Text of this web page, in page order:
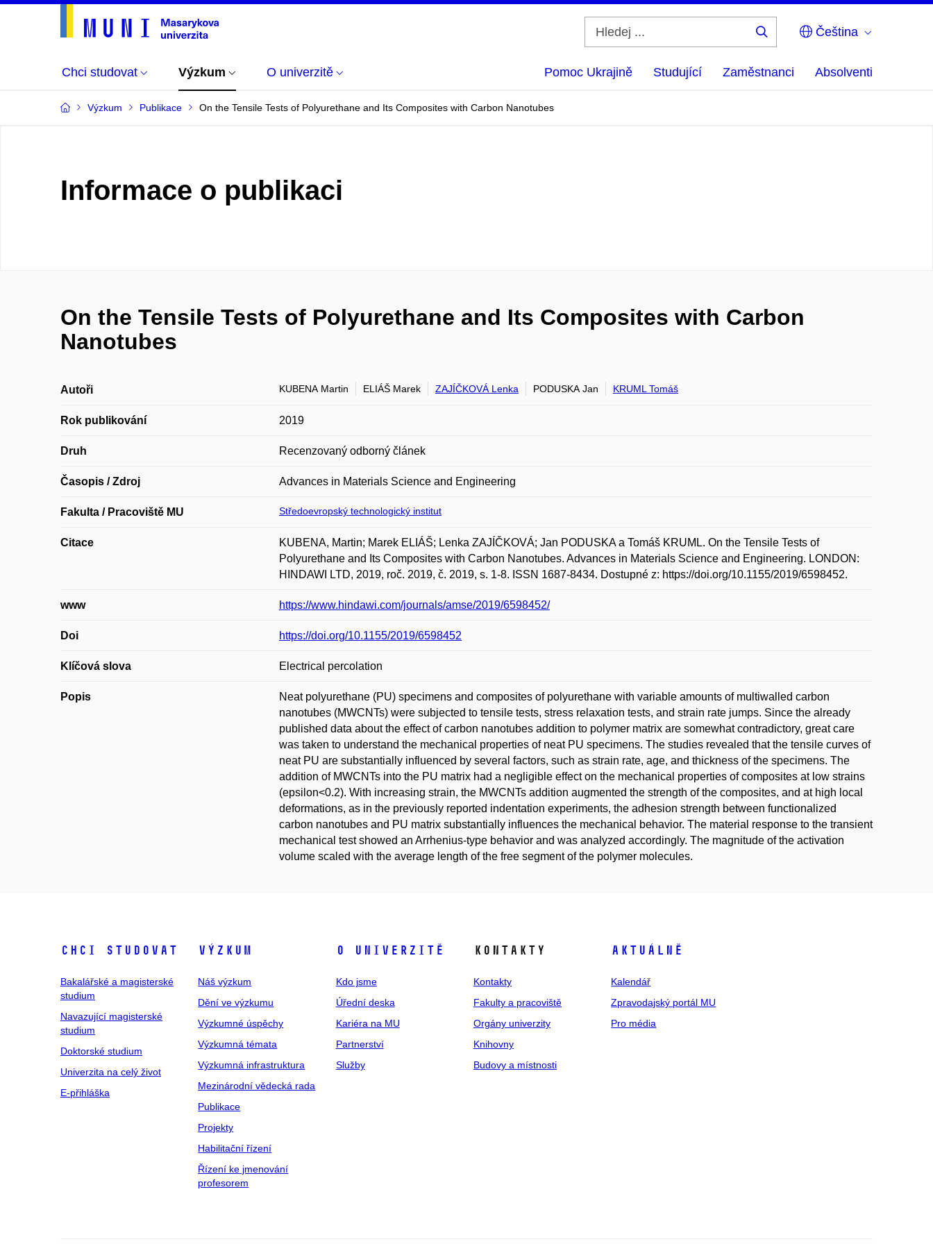
Čeština
Chci studovat Výzkum O univerzitě Pomoc Ukrajině Studující Zaměstnanci Absolventi
Výzkum Publikace On the Tensile Tests of Polyurethane and Its Composites with Carbon Nanotubes
Informace o publikaci
On the Tensile Tests of Polyurethane and Its Composites with Carbon
Nanotubes
Autoři KUBENA Martin ELIÁŠ Marek ZAJÍČKOVÁ Lenka PODUSKA Jan KRUML Tomáš
Rok publikování 2019
Druh Recenzovaný odborný článek
Časopis / Zdroj Advances in Materials Science and Engineering
Fakulta / Pracoviště MU Středoevropský technologický institut
Citace
KUBENA, Martin; Marek ELIÁŠ; Lenka ZAJÍČKOVÁ; Jan PODUSKA a Tomáš KRUML. On the Tensile Tests of
Polyurethane and Its Composites with Carbon Nanotubes. Advances in Materials Science and Engineering. LONDON:
HINDAWI LTD, 2019, roč. 2019, č. 2019, s. 1-8. ISSN 1687-8434. Dostupné z: https://doi.org/10.1155/2019/6598452.
www https://www.hindawi.com/journals/amse/2019/6598452/
Doi https://doi.org/10.1155/2019/6598452
Klíčová slova Electrical percolation
Popis
Neat polyurethane (PU) specimens and composites of polyurethane with variable amounts of multiwalled carbon
nanotubes (MWCNTs) were subjected to tensile tests, stress relaxation tests, and strain rate jumps. Since the already
published data about the effect of carbon nanotubes addition to polymer matrix are somewhat contradictory, great care
was taken to understand the mechanical properties of neat PU specimens. The studies revealed that the tensile curves of
neat PU are substantially influenced by several factors, such as strain rate, age, and thickness of the specimens. The
addition of MWCNTs into the PU matrix had a negligible effect on the mechanical properties of composites at low strains
(epsilon<0.2). With increasing strain, the MWCNTs addition augmented the strength of the composites, and at high local
deformations, as in the previously reported indentation experiments, the adhesion strength between functionalized
carbon nanotubes and PU matrix substantially influences the mechanical behavior. The material response to the transient
mechanical test showed an Arrhenius-type behavior and was analyzed accordingly. The magnitude of the activation
volume scaled with the average length of the free segment of the polymer molecules.
Chci studovat
Bakalářské a magisterské
studium
Navazující magisterské
studium
Doktorské studium
Univerzita na celý život
E-přihláška
Výzkum
Náš výzkum
Dění ve výzkumu
Výzkumné úspěchy
Výzkumná témata
Výzkumná infrastruktura
Mezinárodní vědecká rada
Publikace
Projekty
Habilitační řízení
Řízení ke jmenování
profesorem
O univerzitě
Kdo jsme
Úřední deska
Kariéra na MU
Partnerství
Služby
Kontakty
Kontakty
Fakulty a pracoviště
Orgány univerzity
Knihovny
Budovy a místnosti
Aktuálně
Kalendář
Zpravodajský portál MU
Pro média